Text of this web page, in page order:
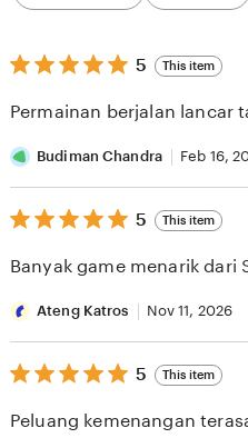
category
5
out
5
5 This item
Permainan berjalan lancar
Budiman Chandra Feb 16,
5
out
5
5 This item
Banyak game menarik dari
Ateng Katros Nov 11, 2026
5
out
5
5 This item
Peluang kemenangan